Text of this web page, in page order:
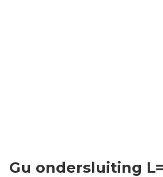
Login
Gu ondersluiting